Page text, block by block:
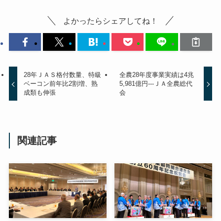
よかったらシェアしてね！
28年ＪＡＳ格付数量、特級
ベーコン前年比2割増、熟
成類も伸張
全農28年度事業実績は4兆
5,981億円---ＪＡ全農総代
会
関連記事